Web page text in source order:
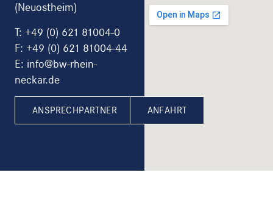
(Neuostheim)
T: +49 (0) 621 81004-0
F: +49 (0) 621 81004-44
E: info@bw-rhein-
neckar.de
ANSPRECHPARTNER ANFAHRT